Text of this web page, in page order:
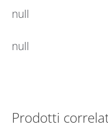
null
null
Prodotti